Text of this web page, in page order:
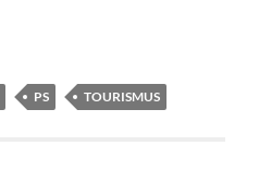
PS TOURISMUS